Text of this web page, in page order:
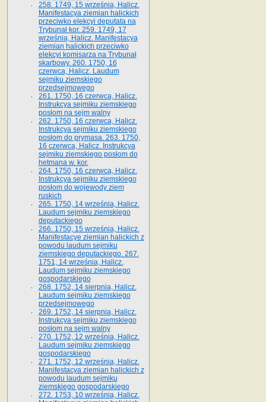
258. 1749, 15 września, Halicz.
Manifestacya ziemian halickich
przeciwko elekcyi deputata na
Trybunał kor. 259. 1749, 17
września, Halicz. Manifestacya
ziemian halickich przeciwko
elekcyi komisarza na Trybunał
skarbowy. 260. 1750, 16
czerwca, Halicz. Laudum
sejmiku ziemskiego
przedsejmowego
261. 1750, 16 czerwca, Halicz.
Instrukcya sejmiku ziemskiego
posłom na sejm walny
262. 1750, 16 czerwca, Halicz.
Instrukcya sejmiku ziemskiego
posłom do prymasa. 263. 1750,
16 czerwca, Halicz. Instrukcya
sejmiku ziemskiego posłom do
hetmana w. kor.
264. 1750, 16 czerwca, Halicz.
Instrukcya sejmiku ziemskiego
posłom do wojewody ziem
ruskich
265. 1750, 14 września, Halicz.
Laudum sejmiku ziemskiego
deputackiego
266. 1750, 15 września, Halicz.
Manifestacye ziemian halickich z
powodu laudum sejmiku
ziemskiego deputackiego. 267.
1751, 14 września, Halicz.
Laudum sejmiku ziemskiego
gospodarskiego
268. 1752, 14 sierpnia, Halicz.
Laudum sejmiku ziemskiego
przedsejmowego
269. 1752, 14 sierpnia, Halicz.
Instrukcya sejmiku ziemskiego
posłom na sejm walny
270. 1752, 12 września, Halicz.
Laudum sejmiku ziemskiego
gospodarskiego
271. 1752, 12 września, Halicz.
Manifestacya ziemian halickich z
powodu laudum sejmiku
ziemskiego gospodarskiego
272. 1753, 10 września, Halicz.